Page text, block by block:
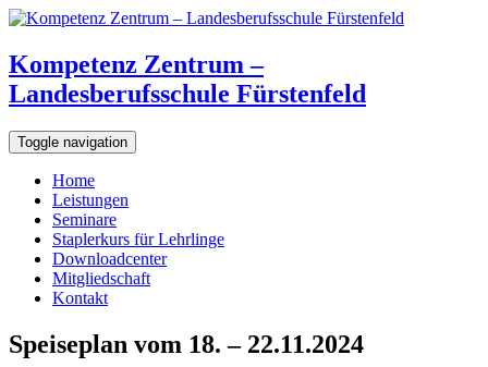
Kompetenz Zentrum –
Landesberufsschule Fürstenfeld
Toggle navigation
Home
Leistungen
Seminare
Staplerkurs für Lehrlinge
Downloadcenter
Mitgliedschaft
Kontakt
Speiseplan vom 18. – 22.11.2024